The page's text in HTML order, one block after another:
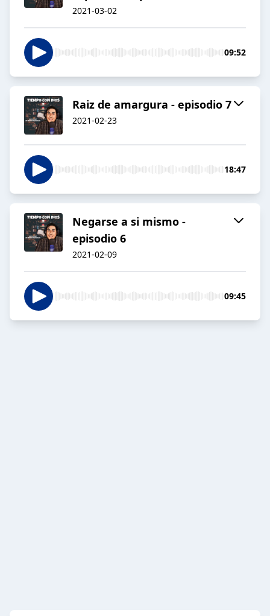
2021-03-02
09:52
Raiz de amargura - episodio 7
2021-02-23
18:47
Negarse a si mismo -
episodio 6
2021-02-09
09:45